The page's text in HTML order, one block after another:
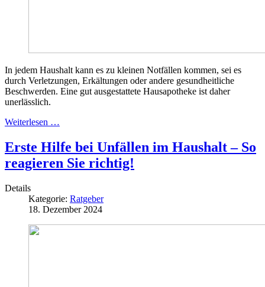
In jedem Haushalt kann es zu kleinen Notfällen kommen, sei es
durch Verletzungen, Erkältungen oder andere gesundheitliche
Beschwerden. Eine gut ausgestattete Hausapotheke ist daher
unerlässlich.
Weiterlesen …
Erste Hilfe bei Unfällen im Haushalt – So
reagieren Sie richtig!
Details
Kategorie: Ratgeber
18. Dezember 2024